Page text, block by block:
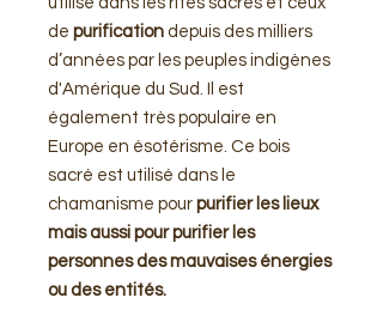
de purification depuis des milliers
d’années par les peuples indigènes
d'Amérique du Sud. Il est
également très populaire en
Europe en ésotérisme. Ce bois
sacré est utilisé dans le
chamanisme pour purifier les lieux
mais aussi pour purifier les
personnes des mauvaises énergies
ou des entités.